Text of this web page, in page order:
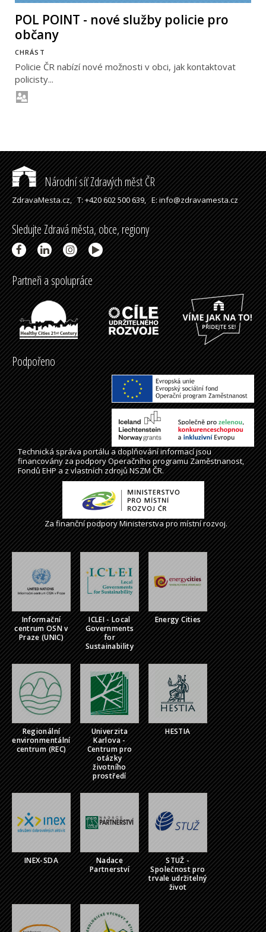
POL POINT - nové služby policie pro
občany
CHRÁST
Policie ČR nabízí nové možnosti v obci, jak kontaktovat
policisty...
Národní síť Zdravých měst ČR
ZdravaMesta.cz,T: +420 602 500 639,E: info@zdravamesta.cz
Sledujte Zdravá města, obce, regiony
Partneři a spolupráce
Podpořeno
Technická správaportálua doplňování informací jsou
financovány za podpory Operačního programu Zaměstnanost,
Fondů EHP a z vlastních zdrojů NSZM ČR.
Za finanční podpory Ministerstva pro místní rozvoj.
Informační
centrum OSN v
Praze (UNIC)
ICLEI - Local
Governments
for
Sustainability
Energy Cities
Regionální
environmentální
centrum (REC)
Univerzita
Karlova -
Centrum pro
otázky
životního
prostředí
HESTIA
INEX-SDA
Nadace
Partnerství
STUŽ -
Společnost pro
trvale udržitelný
život